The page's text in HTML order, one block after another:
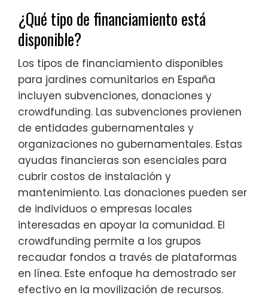
¿Qué tipo de financiamiento está
disponible?
Los tipos de financiamiento disponibles
para jardines comunitarios en España
incluyen subvenciones, donaciones y
crowdfunding. Las subvenciones provienen
de entidades gubernamentales y
organizaciones no gubernamentales. Estas
ayudas financieras son esenciales para
cubrir costos de instalación y
mantenimiento. Las donaciones pueden ser
de individuos o empresas locales
interesadas en apoyar la comunidad. El
crowdfunding permite a los grupos
recaudar fondos a través de plataformas
en línea. Este enfoque ha demostrado ser
efectivo en la movilización de recursos.